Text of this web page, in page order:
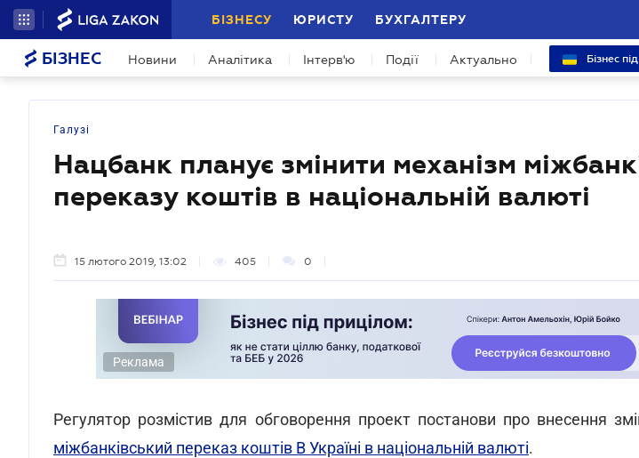
БІЗНЕСУ ЮРИСТУ БУХГАЛТЕРУ
БІЗНЕС Новини Аналітика Інтерв'ю Події Актуально Бізнес
Галузі
Нацбанк планує змінити механізм
переказу коштів в національній валюті
15 лютого 2019, 13:02 405 0
Реклама
Регулятор розмістив для обговорення проект постанови про внесення
міжбанківський переказ коштів В Україні в національній валюті.